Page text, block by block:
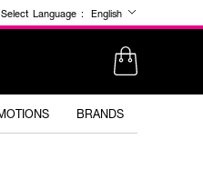
Select Language : English
BRANDS